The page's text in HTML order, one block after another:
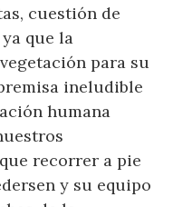
cuestión de
que la
para su
ineludible
humana
recorrer a pie
y su equipo